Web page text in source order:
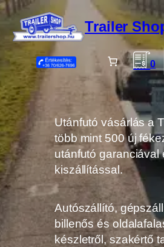
Ugrás
tartalomhoz
Trailer
0
Utánfutó vásárlás a
több mint 500 új
utánfutó garanciával
kiszállítással.
Autószállító,
billenős és
készletről, szakértő